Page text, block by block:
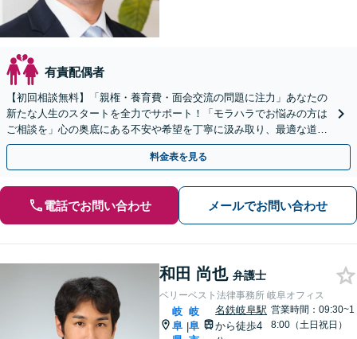
有責配偶者
【初回相談無料】「親権・養育費・面会交流の問題に注力」あなたの
新たな人生のスタートを全力でサポート！「モラハラでお悩みの方は
ご相談を」心の奥底にある不安や希望を丁寧に汲み取り、最適な道筋
を一緒に見出します【WEB面談対応】【出張相談可】
料金表を見る
電話でお問い合わせ メールでお問い合わせ
和田 尚也 弁護士
ベリーベスト法律事務所 岐阜オフィス
岐
阜 |
岐
阜
名鉄岐阜駅
から徒歩4
営業時間：09:30~1
8:00（土日祝日）